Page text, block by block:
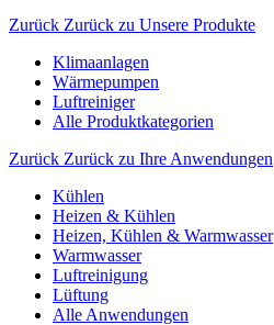
Zurück Zurück zu Unsere Produkte
Klimaanlagen
Wärmepumpen
Luftreiniger
Alle Produktkategorien
Zurück Zurück zu Ihre Anwendungen
Kühlen
Heizen & Kühlen
Heizen, Kühlen & Warmwasser
Warmwasser
Luftreinigung
Lüftung
Alle Anwendungen